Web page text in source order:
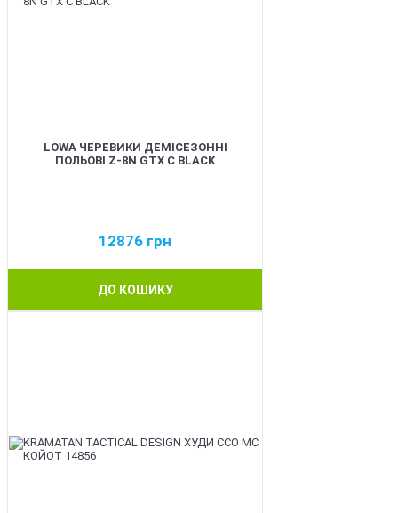
LOWA ЧЕРЕВИКИ ДЕМІСЕЗОННІ
ПОЛЬОВІ Z-8N GTX C BLACK
12876 грн
ДО КОШИКУ